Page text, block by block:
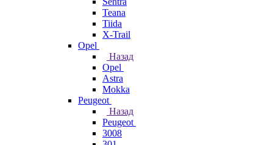
Teana
Tiida
X-Trail
Opel
Назад
Opel
Astra
Mokka
Peugeot
Назад
Peugeot
3008